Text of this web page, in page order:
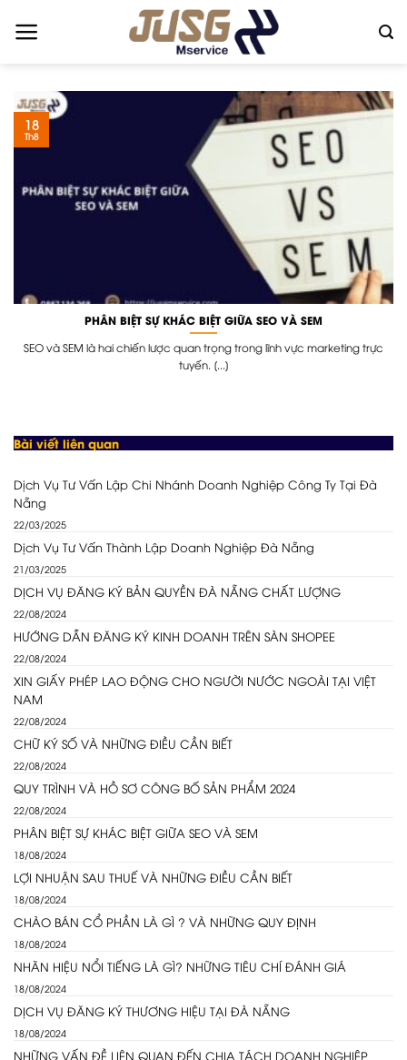
PHÂN BIỆT SỰ KHÁC BIỆT GIỮA SEO VÀ SEM
SEO và SEM là hai chiến lược quan trọng trong lĩnh vực marketing trực
tuyến. [...]
18
Th8
Bài viết liên quan
Dịch Vụ Tư Vấn Lập Chi Nhánh Doanh Nghiệp Công Ty Tại Đà
Nẵng
22/03/2025
Dịch Vụ Tư Vấn Thành Lập Doanh Nghiệp Đà Nẵng
21/03/2025
DỊCH VỤ ĐĂNG KÝ BẢN QUYỀN ĐÀ NẴNG CHẤT LƯỢNG
22/08/2024
HƯỚNG DẪN ĐĂNG KÝ KINH DOANH TRÊN SÀN SHOPEE
22/08/2024
XIN GIẤY PHÉP LAO ĐỘNG CHO NGƯỜI NƯỚC NGOÀI TẠI VIỆT
NAM
22/08/2024
CHỮ KÝ SỐ VÀ NHỮNG ĐIỀU CẦN BIẾT
22/08/2024
QUY TRÌNH VÀ HỒ SƠ CÔNG BỐ SẢN PHẨM 2024
22/08/2024
PHÂN BIỆT SỰ KHÁC BIỆT GIỮA SEO VÀ SEM
18/08/2024
LỢI NHUẬN SAU THUẾ VÀ NHỮNG ĐIỀU CẦN BIẾT
18/08/2024
CHÀO BÁN CỔ PHẦN LÀ GÌ ? VÀ NHỮNG QUY ĐỊNH
18/08/2024
NHÃN HIỆU NỔI TIẾNG LÀ GÌ? NHỮNG TIÊU CHÍ ĐÁNH GIÁ
18/08/2024
DỊCH VỤ ĐĂNG KÝ THƯƠNG HIỆU TẠI ĐÀ NẴNG
18/08/2024
NHỮNG VẤN ĐỀ LIÊN QUAN ĐẾN CHIA TÁCH DOANH NGHIỆP